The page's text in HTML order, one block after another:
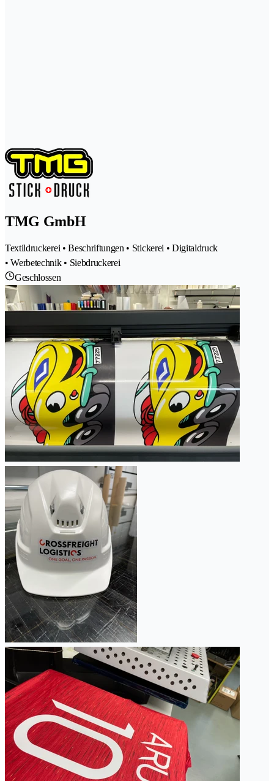
TMG GmbH
Textildruckerei • Beschriftungen • Stickerei • Digitaldruck
• Werbetechnik • Siebdruckerei
Geschlossen